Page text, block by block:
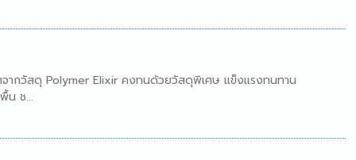
จากวัสดุ Polymer Elixir คงทนด้วยวัสดุพิเศษ แข็งแรงทนทาน
น ช...